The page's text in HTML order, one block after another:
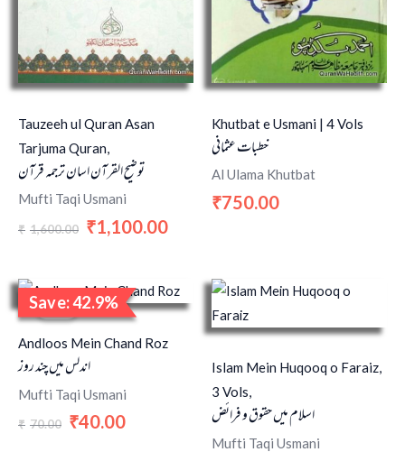
Tauzeeh ul Quran Asan
Tarjuma Quran,
توضیح القرآن اسان ترجمہ قرآن
Mufti Taqi Usmani
₹ 1,600.00 ₹1,100.00
Khutbat e Usmani | 4 Vols
خطبات عثمانی
Al Ulama Khutbat
₹750.00
Save: 42.9%
Sale!
Andloos Mein Chand Roz
اندلس میں چند روز
Mufti Taqi Usmani
₹ 70.00
Original
price
was:
₹70.00.
₹40.00
Current
price
is:
₹40.00.
Islam Mein Huqooq o Faraiz,
3 Vols,
اسلام میں حقوق و فرائض
Mufti Taqi Usmani